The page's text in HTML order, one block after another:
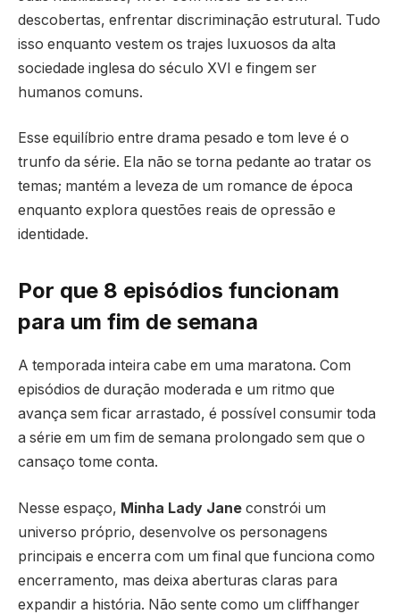
descobertas, enfrentar discriminação estrutural. Tudo
isso enquanto vestem os trajes luxuosos da alta
sociedade inglesa do século XVI e fingem ser
humanos comuns.
Esse equilíbrio entre drama pesado e tom leve é o
trunfo da série. Ela não se torna pedante ao tratar os
temas; mantém a leveza de um romance de época
enquanto explora questões reais de opressão e
identidade.
Por que 8 episódios funcionam
para um fim de semana
A temporada inteira cabe em uma maratona. Com
episódios de duração moderada e um ritmo que
avança sem ficar arrastado, é possível consumir toda
a série em um fim de semana prolongado sem que o
cansaço tome conta.
Nesse espaço, Minha Lady Jane constrói um
universo próprio, desenvolve os personagens
principais e encerra com um final que funciona como
encerramento, mas deixa aberturas claras para
expandir a história. Não sente como um cliffhanger